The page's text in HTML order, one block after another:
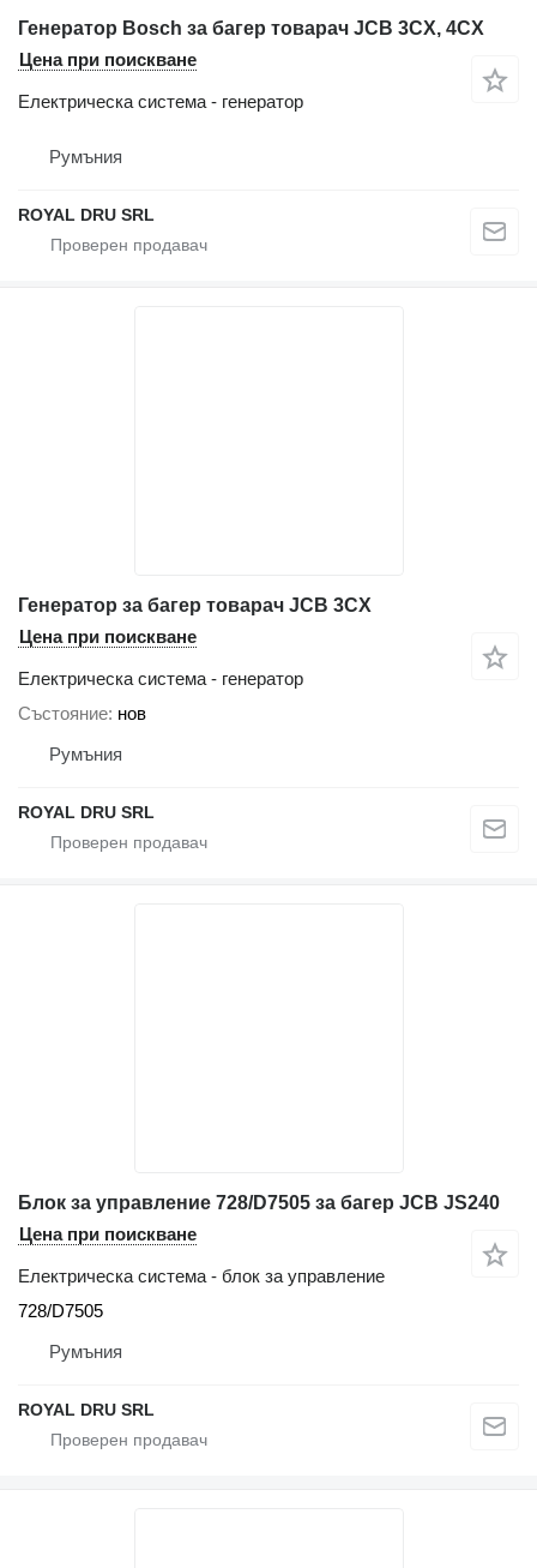
Генератор Bosch за багер товарач JCB 3CX, 4CX
Цена при поискване
Електрическа система - генератор
Румъния
ROYAL DRU SRL
Генератор за багер товарач JCB 3CX
Цена при поискване
Електрическа система - генератор
Състояние нов
Румъния
ROYAL DRU SRL
Блок за управление 728/D7505 за багер JCB JS240
Цена при поискване
Електрическа система - блок за управление
728/D7505
Румъния
ROYAL DRU SRL